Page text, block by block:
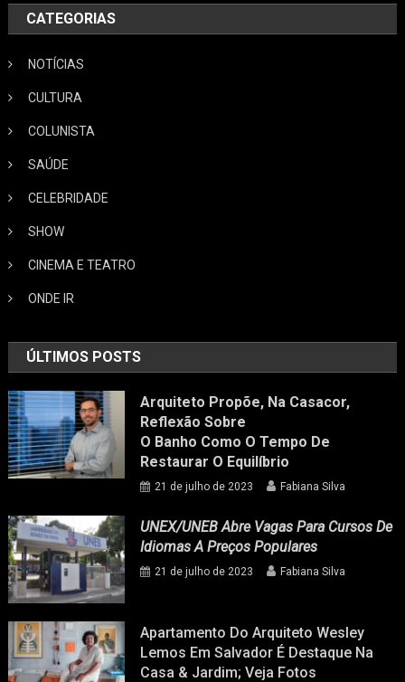
CATEGORIAS
NOTÍCIAS
CULTURA
COLUNISTA
SAÚDE
CELEBRIDADE
SHOW
CINEMA E TEATRO
ONDE IR
ÚLTIMOS POSTS
Arquiteto Propõe, Na Casacor,
Reflexão Sobre
O Banho Como O Tempo De
Restaurar O Equilíbrio
21 de julho de 2023 Fabiana Silva
UNEX/UNEB Abre Vagas Para Cursos De
Idiomas A Preços Populares
21 de julho de 2023 Fabiana Silva
Apartamento Do Arquiteto Wesley
Lemos Em Salvador É Destaque Na
Casa & Jardim; Veja Fotos